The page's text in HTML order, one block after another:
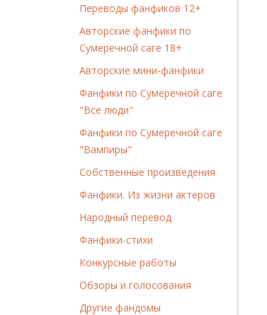
Переводы фанфиков 12+
Авторские фанфики по
Сумеречной саге 18+
Авторские мини-фанфики
Фанфики по Сумеречной саге
"Все люди"
Фанфики по Сумеречной саге
"Вампиры"
Собственные произведения
Фанфики. Из жизни актеров
Народный перевод
Фанфики-стихи
Конкурсные работы
Обзоры и голосования
Другие фандомы